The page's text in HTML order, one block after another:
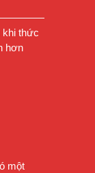
khi thức
hơn
một